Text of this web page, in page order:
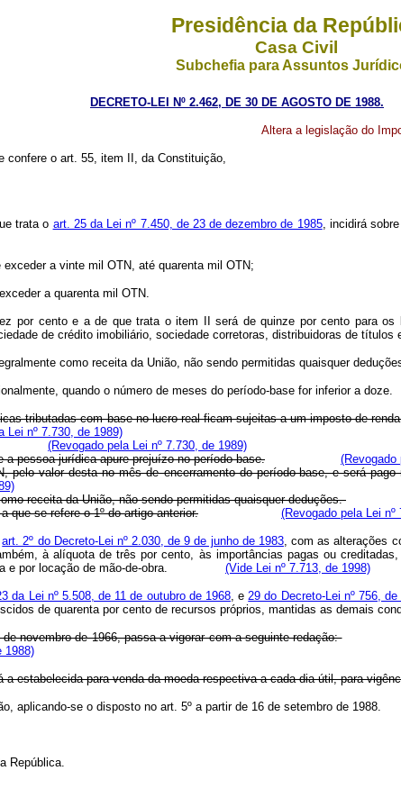
Presidência da
Casa Civil
Subchefia para Assuntos
DECRETO-LEI Nº 2.462, DE 30 DE AGOSTO DE 1988.
Altera a legislação do
confere o art. 55, item II, da Constituição,
trata o art. 25 da Lei nº 7.450, de 23 de dezembro de 1985, incidirá
a vinte mil OTN, até quarenta mil OTN;
a quarenta mil OTN.
cento e a de que trata o item II será de quinze por cento para os
de crédito imobiliário, sociedade corretoras, distribuidoras de títulos
como receita da União, não sendo permitidas quaisquer
quando o número de meses do período-base for inferior a doze.
tributadas com base no lucro real ficam sujeitas a um imposto de
Lei nº 7.730, de 1989)
(Revogado pela Lei nº 7.730, de 1989)
pessoa jurídica apure prejuízo no período-base.
(Revogado
pelo valor desta no mês de encerramento do período-base, e será
receita da União, não sendo permitidas quaisquer deduções.
que se refere o 1º do artigo anterior.
(Revogado pela Lei nº
art. 2º do Decreto-Lei nº 2.030, de 9 de junho de 1983, com as alterações
à alíquota de três por cento, às importâncias pagas ou
e por locação de mão-de-obra. (Vide Lei nº 7.713, de 1998)
da Lei nº 5.508, de 11 de outubro de 1968, e 29 do Decreto-Lei nº 756,
de quarenta por cento de recursos próprios, mantidas as demais
novembro de 1966, passa a vigorar com a seguinte redação:
1988)
a estabelecida para venda da moeda respectiva a cada dia útil, para
aplicando-se o disposto no art. 5º a partir de 16 de setembro de 1988.
República.